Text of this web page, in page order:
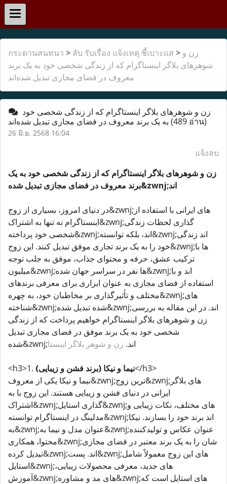
กระดานสนทนา > ลับ รับเรื่อง แจ้งเหตุ ชี้เบาะแส > زن و
شوهرهای بلاگر اینستاگرام که از زندگی شخصی خود به یک برند
معروف در فضای مجازی تبدیل شده‌اند
(489 อ่าน)
26 มิ.ย. 2568 16:04
แจ้งลบ
زن و شوهرهای بلاگر اینستاگرام که از زندگی شخصی خود به یک
برند معروف در فضای مجازی تبدیل شده&zwnj;اند
در دنیای امروز، بسیاری از زوج&zwnj;های ایرانی با استفاده از
اینستاگرام نه تنها به اشتراک&zwnj;گذاری لحظات زندگی
شخصی خود پرداخته&zwnj;اند، بلکه توانسته&zwnj;اند زندگی
خود را به یک برند تجاری موفق تبدیل کنند. این زوج&zwnj;ها با
ترکیب عشق، حرفه و محتوای جذاب، موفق به جلب توجه
میلیون&zwnj;ها نفر در سراسر جهان شده&zwnj;اند و با
استفاده از فضای مجازی به عنوان ابزاری برای معرفی برندهای
مختلف و تأثیرگذاری بر مخاطبان خود، به چهره&zwnj;های
شناخته&zwnj;شده تبدیل شده&zwnj;اند. در این مقاله به بررسی
زن و شوهرهای بلاگر اینستاگرام خواهیم پرداخت که از زندگی
شخصی خود به یک برند موفق در فضای مجازی تبدیل
شده&zwnj;اند. زن و شوهر بلاگر اینستا
<h3>1. نیما و نیکا (برند فشن و زیبایی)</h3>
نیما و نیکا یکی از معروف&zwnj;ترین زوج&zwnj;های بلاگر
ایرانی در دنیای فشن و زیبایی هستند. این زوج با به
اشتراک&zwnj;گذاری استایل&zwnj;های مختلف، نکات زیبایی و
مدلینگ در اینستاگرام توانسته&zwnj;اند برند خود را بسازند. نیکا
به&zwnj;عنوان مدل و نیما به&zwnj;عنوان عکاس و تولیدکننده
محتوا، همکاری&zwnj;شان را به یک برند معتبر در فضای مجازی
تبدیل کرده&zwnj;اند. پست&zwnj;های این زوج معمولاً شامل
استایل&zwnj;های جدید، معرفی محصولات زیبایی،
آموزش&zwnj;های مد و مشاوره&zwnj;های استایل است که